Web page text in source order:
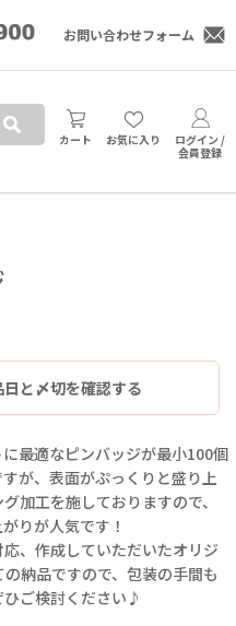
お問い合わせフォーム
カート お気に入り
ログイン /
会員登録
日と〆切を確認する
最適なピンバッジが最小100個
が、表面がぷっくりと盛り上
加工を施しておりますので、
りが人気です！
、作成していただいたオリジ
納品ですので、包装の手間も
ひご検討ください♪